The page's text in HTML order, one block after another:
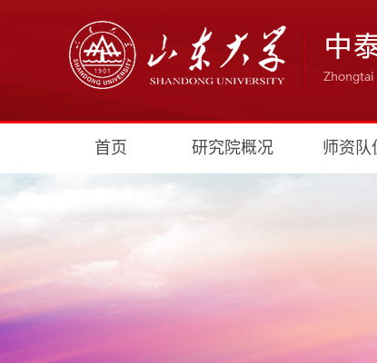
首页 研究院概况 师资队